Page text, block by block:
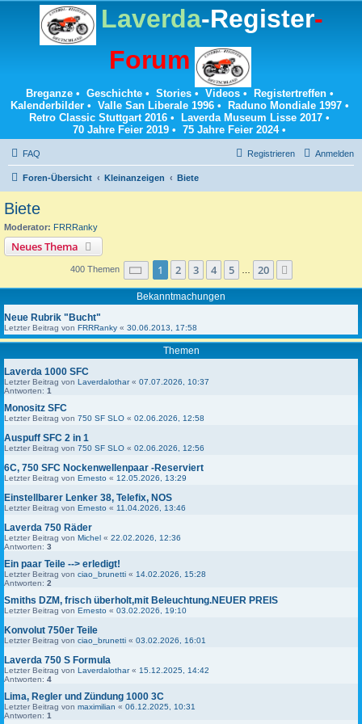
Laverda-Register-
Forum
Breganze• Geschichte• Stories• Videos• Registertreffen•
Kalenderbilder• Valle San Liberale 1996• Raduno Mondiale 1997•
Retro Classic Stuttgart 2016 • Laverda Museum Lisse 2017 •
70 Jahre Feier 2019 • 75 Jahre Feier 2024•
FAQ Anmelden
Registrieren
Foren-Übersicht Kleinanzeigen Biete
Biete
Moderator: FRRRanky
Neues Thema
400 Themen Seite 1von 20
1 2 3 4 5 20
Bekanntmachungen
Neue Rubrik "Bucht"
Letzter Beitrag von FRRRanky « 30.06.2013, 17:58
Themen
Laverda 1000 SFC
Letzter Beitrag von Laverdalothar« 07.07.2026, 10:37
Antworten: 1
Monositz SFC
Letzter Beitrag von 750 SF SLO « 02.06.2026, 12:58
Auspuff SFC 2 in 1
Letzter Beitrag von 750 SF SLO « 02.06.2026, 12:56
6C, 750 SFC Nockenwellenpaar -Reserviert
Letzter Beitrag von Ernesto « 12.05.2026, 13:29
Einstellbarer Lenker 38, Telefix, NOS
Letzter Beitrag von Ernesto « 11.04.2026, 13:46
Laverda 750 Räder
Letzter Beitrag von Michel « 22.02.2026, 12:36
Antworten: 3
Ein paar Teile --> erledigt!
Letzter Beitrag von ciao_brunetti « 14.02.2026, 15:28
Antworten: 2
Smiths DZM, frisch überholt,mit Beleuchtung.NEUER PREIS
Letzter Beitrag von Ernesto « 03.02.2026, 19:10
Konvolut 750er Teile
Letzter Beitrag von ciao_brunetti « 03.02.2026, 16:01
Laverda 750 S Formula
Letzter Beitrag von Laverdalothar« 15.12.2025, 14:42
Antworten: 4
Lima, Regler und Zündung 1000 3C
Letzter Beitrag von maximilian « 06.12.2025, 10:31
Antworten: 1